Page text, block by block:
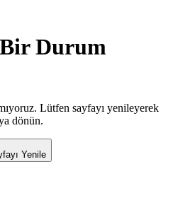
Durum
Lütfen sayfayı yenileyerek
dönün.
Yenile